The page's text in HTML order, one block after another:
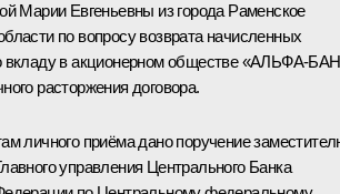
Марии Евгеньевны из города Раменское
по вопросу возврата начисленных
вкладу в акционерном обществе «АЛЬФА-
расторжения договора.
личного приёма дано поручение
управления Центрального Банка